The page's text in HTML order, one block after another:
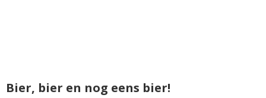
Bier, bier en nog eens bier!